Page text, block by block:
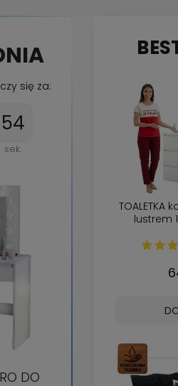
się za:
53
sek.
DO
TOALETKA
lustrem